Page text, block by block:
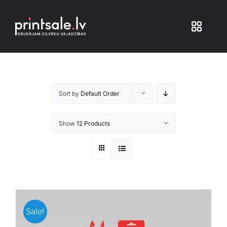
content
Toggle
Atsauksmes
Sort by Default Order
Show 12 Products
Sale!